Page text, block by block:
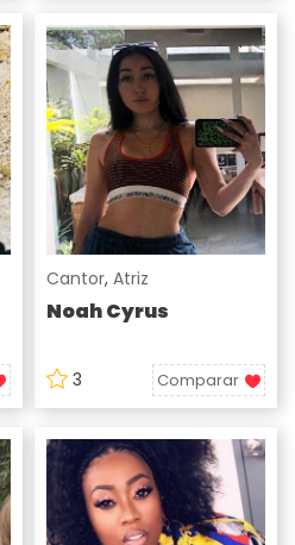
Cantor, Atriz
Noah Cyrus
3 Comparar